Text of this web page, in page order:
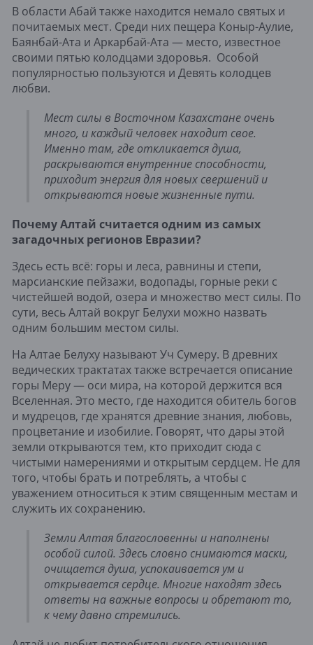
В области Абай также находится немало святых и
почитаемых мест. Среди них пещера Коныр-Аулие,
Баянбай-Ата и Аркарбай-Ата — место, известное
своими пятью колодцами здоровья. Особой
популярностью пользуются и Девять колодцев
любви.
Мест силы в Восточном Казахстане очень
много, и каждый человек находит свое.
Именно там, где откликается душа,
раскрываются внутренние способности,
приходит энергия для новых свершений и
открываются новые жизненные пути.
Почему Алтай считается одним из самых
загадочных регионов Евразии?
Здесь есть всё: горы и леса, равнины и степи,
марсианские пейзажи, водопады, горные реки с
чистейшей водой, озера и множество мест силы. По
сути, весь Алтай вокруг Белухи можно назвать
одним большим местом силы.
На Алтае Белуху называют Уч Сумеру. В древних
ведических трактатах также встречается описание
горы Меру — оси мира, на которой держится вся
Вселенная. Это место, где находится обитель богов
и мудрецов, где хранятся древние знания, любовь,
процветание и изобилие. Говорят, что дары этой
земли открываются тем, кто приходит сюда с
чистыми намерениями и открытым сердцем. Не для
того, чтобы брать и потреблять, а чтобы с
уважением относиться к этим священным местам и
служить их сохранению.
Земли Алтая благословенны и наполнены
особой силой. Здесь словно снимаются маски,
очищается душа, успокаивается ум и
открывается сердце. Многие находят здесь
ответы на важные вопросы и обретают то,
к чему давно стремились.